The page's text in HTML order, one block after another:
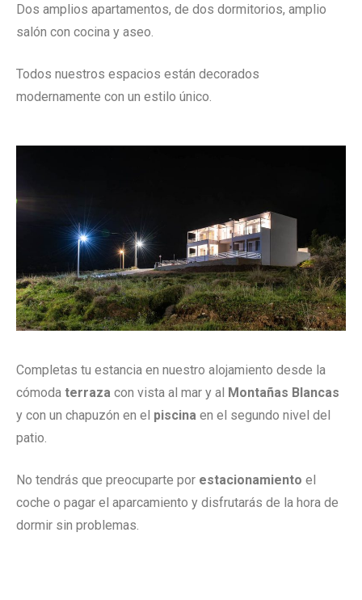
Dos amplios apartamentos, de dos dormitorios, amplio
salón con cocina y aseo.
Todos nuestros espacios están decorados
modernamente con un estilo único.
Completas tu estancia en nuestro alojamiento desde la
cómoda terraza con vista al mar y al Montañas Blancas
y con un chapuzón en el piscina en el segundo nivel del
patio.
No tendrás que preocuparte por estacionamiento el
coche o pagar el aparcamiento y disfrutarás de la hora de
dormir sin problemas.